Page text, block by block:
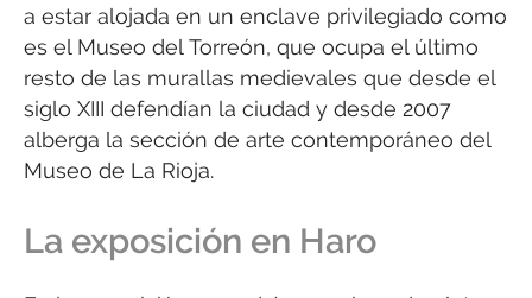
a estar alojada en un enclave privilegiado como
es el Museo del Torreón, que ocupa el último
resto de las murallas medievales que desde el
siglo XIII defendían la ciudad y desde 2007
alberga la sección de arte contemporáneo del
Museo de La Rioja.
La exposición en Haro